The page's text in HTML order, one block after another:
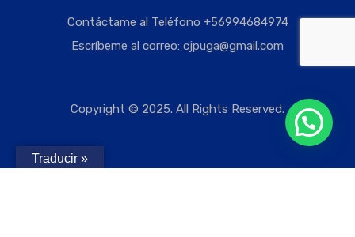
Contáctame al Teléfono +56994684974
Escríbeme al correo: cjpuga@gmail.com
Copyright © 2025. All Rights Reserved.
Traducir »